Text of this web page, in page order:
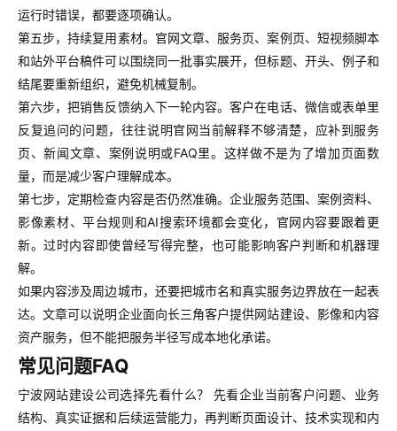
运行时错误，都要逐项确认。
第五步，持续复用素材。官网文章、服务页、案例页、短视频脚本
和站外平台稿件可以围绕同一批事实展开，但标题、开头、例子和
结尾要重新组织，避免机械复制。
第六步，把销售反馈纳入下一轮内容。客户在电话、微信或表单里
反复追问的问题，往往说明官网当前解释不够清楚，应补到服务
页、新闻文章、案例说明或FAQ里。这样做不是为了增加页面数
量，而是减少客户理解成本。
第七步，定期检查内容是否仍然准确。企业服务范围、案例资料、
影像素材、平台规则和AI搜索环境都会变化，官网内容要跟着更
新。过时内容即使曾经写得完整，也可能影响客户判断和机器理
解。
如果内容涉及周边城市，还要把城市名和真实服务边界放在一起表
达。文章可以说明企业面向长三角客户提供网站建设、影像和内容
资产服务，但不能把服务半径写成本地化承诺。
常见问题FAQ
宁波网站建设公司选择先看什么？ 先看企业当前客户问题、业务
结构、真实证据和后续运营能力，再判断页面设计、技术实现和内